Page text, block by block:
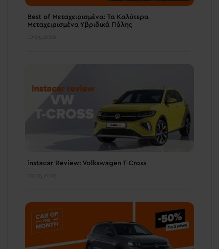
Best of Μεταχειρισμένα: Τα Καλύτερα
Μεταχειρισμένα Υβριδικά Πόλης
12.05.2026
instacar Review: Volkswagen T-Cross
07.05.2026